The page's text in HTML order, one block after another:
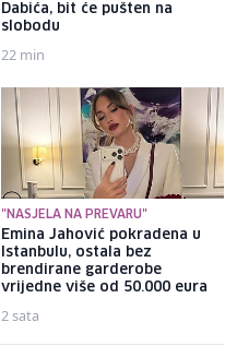
Dabića, bit će pušten na
slobodu
22 min
"NASJELA NA PREVARU"
Emina Jahović pokradena u
Istanbulu, ostala bez
brendirane garderobe
vrijedne više od 50.000 eura
2 sata